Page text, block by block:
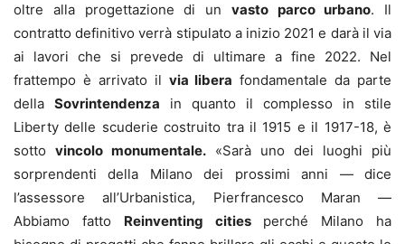
oltre alla progettazione di un vasto parco urbano. Il
contratto definitivo verrà stipulato a inizio 2021 e darà il via
ai lavori che si prevede di ultimare a fine 2022. Nel
frattempo è arrivato il via libera fondamentale da parte
della Sovrintendenza in quanto il complesso in stile
Liberty delle scuderie costruito tra il 1915 e il 1917-18, è
sotto vincolo monumentale. «Sarà uno dei luoghi più
sorprendenti della Milano dei prossimi anni — dice
l’assessore all’Urbanistica, Pierfrancesco Maran —
Abbiamo fatto Reinventing citiesperché Milano ha